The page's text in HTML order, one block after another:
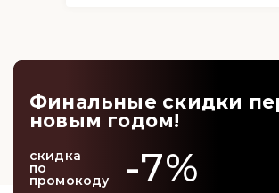
Финальные скидки
новым годом!
скидка -7%
по
промокоду